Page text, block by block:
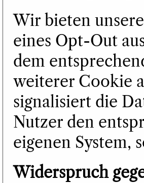
Wir bieten
eines Opt-Out
dem
weiterer Cookie
signalisiert die
Nutzer den
eigenen System,
Widerspruch